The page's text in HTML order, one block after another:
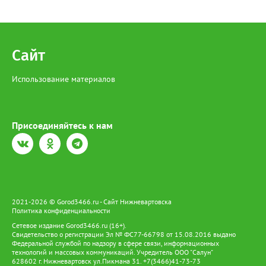
впервые выступает на Севере: много лет назад один из
пожелал всем вартовчанам здоровья, успехов и процветания.
Сайт
Использование материалов
Присоединяйтесь к нам
2021-2026 © Gorod3466.ru - Сайт Нижневартовска
Политика конфиденциальности
Сетевое издание Gorod3466.ru (16+).
Свидетельство о регистрации Эл № ФС77-66798 от 15.08.2016 выдано
Федеральной службой по надзору в сфере связи, информационных
технологий и массовых коммуникаций. Учредитель ООО "Салун"
628602 г. Нижневартовск ул.Пикмана 31. +7(3466)41-73-73